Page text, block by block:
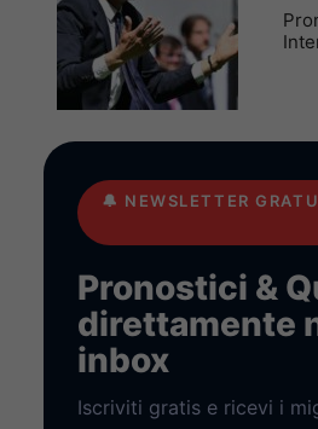
🔔 NEWSLETTER
Pronostici &
direttamente
inbox
Iscriviti gratis e ricevi i